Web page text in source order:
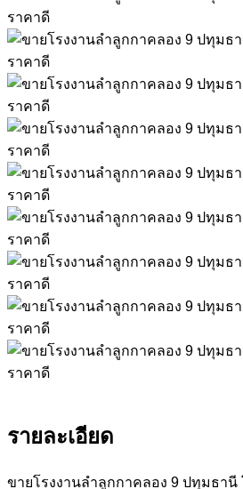
รายละเอียด
ขายโรงงานลำลูกกาคลอง 9 ปทุมธานี